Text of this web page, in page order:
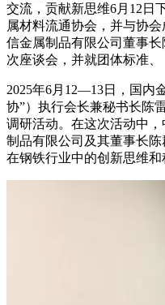
交流，贡献新思维6月12日
属材料流通协会，并与协
信金属制品有限公司董事
次座谈会，并就团体标准、
2025年6月12—13日，国内
协”）执行会长兼秘书长陈
调研活动。在这次活动中
制品有限公司及其董事长
在钢铁行业中的创新思维和